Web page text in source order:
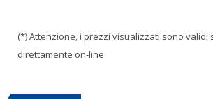
(*) Attenzione, i prezzi visualizzati sono validi
direttamente on-line